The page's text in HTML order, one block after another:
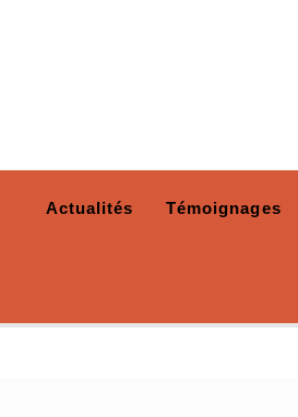
Actualités Témoignages